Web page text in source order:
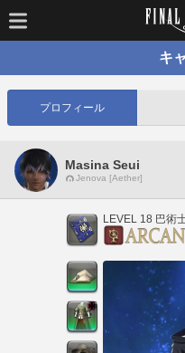
キ
プロフィール
Masina Seui
Jenova [Aether]
LEVEL 18 巴術